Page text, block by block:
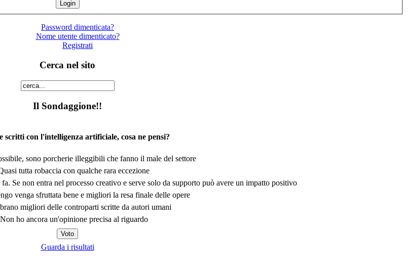
Password dimenticata?
Nome utente dimenticato?
Registrati
Cerca nel sito
Il Sondaggione!!
scritti con l'intelligenza artificiale, cosa ne pensi?
sono porcherie illeggibili che fanno il male del settore
tutta robaccia con qualche rara eccezione
Se non entra nel processo creativo e serve solo da supporto può avere un impatto positivo
venga sfruttata bene e migliori la resa finale delle opere
migliori delle controparti scritte da autori umani
Non ho ancora un'opinione precisa al riguardo
Guarda i risultati